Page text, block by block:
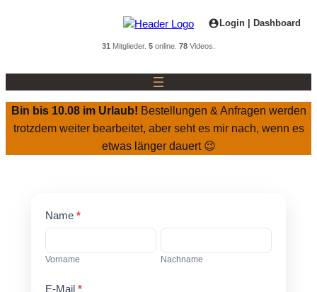
Login | Dashboard
31 Mitglieder. 5 online. 78 Videos.
Bin bis 10.08 im Urlaub! Bestellungen & Anfragen werden
trotzdem weiter bearbeitet, aber seht es mir nach, wenn es
etwas länger dauert 😉
Hufbearbeitungs
Kurs
Name*
Vorname
Vorname
Nachname
Nachname
E-Mail*